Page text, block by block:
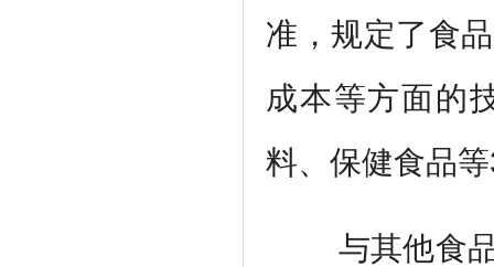
准，规定了食
成本等方面的
料、保健食品等
与其他食